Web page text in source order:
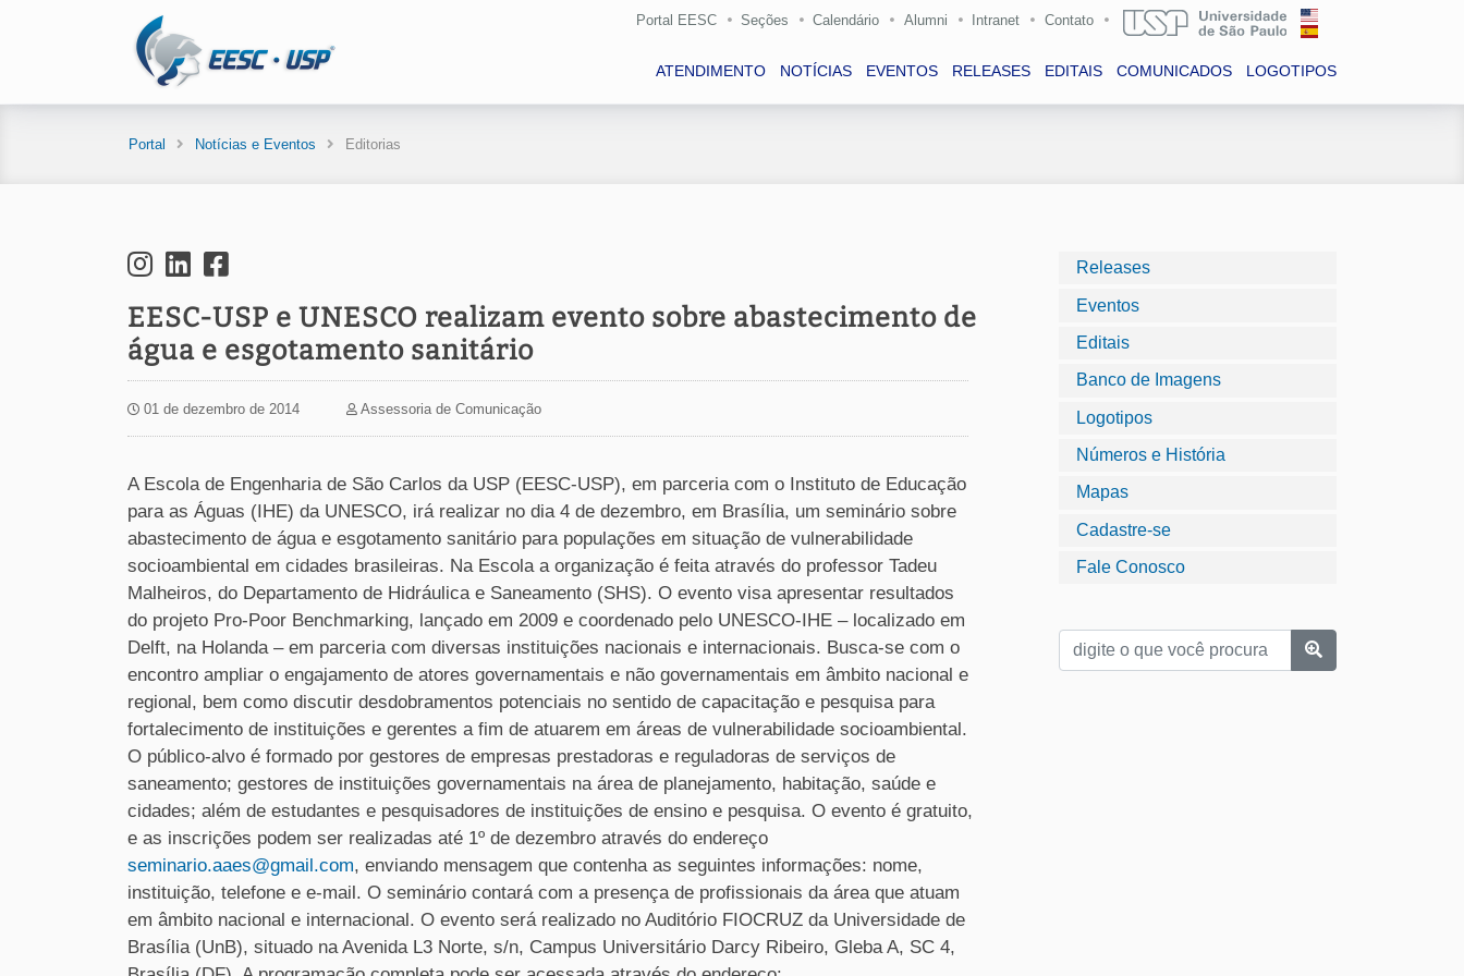
Portal EESC Seções Calendário Alumni Intranet Contato
ATENDIMENTO NOTÍCIAS EVENTOS RELEASES EDITAIS COMUNICADOS LOGOTIPOS
Portal Notícias e Eventos Editorias
EESC-USP e UNESCO realizam evento sobre abastecimento de
água e esgotamento sanitário
01 de dezembro de 2014 Assessoria de Comunicação
A Escola de Engenharia de São Carlos da USP (EESC-USP), em parceria com o Instituto de Educação
para as Águas (IHE) da UNESCO, irá realizar no dia 4 de dezembro, em Brasília, um seminário sobre
abastecimento de água e esgotamento sanitário para populações em situação de vulnerabilidade
socioambiental em cidades brasileiras. Na Escola a organização é feita através do professor Tadeu
Malheiros, do Departamento de Hidráulica e Saneamento (SHS). O evento visa apresentar resultados
do projeto Pro-Poor Benchmarking, lançado em 2009 e coordenado pelo UNESCO-IHE – localizado em
Delft, na Holanda – em parceria com diversas instituições nacionais e internacionais. Busca-se com o
encontro ampliar o engajamento de atores governamentais e não governamentais em âmbito nacional e
regional, bem como discutir desdobramentos potenciais no sentido de capacitação e pesquisa para
fortalecimento de instituições e gerentes a fim de atuarem em áreas de vulnerabilidade socioambiental.
O público-alvo é formado por gestores de empresas prestadoras e reguladoras de serviços de
saneamento; gestores de instituições governamentais na área de planejamento, habitação, saúde e
cidades; além de estudantes e pesquisadores de instituições de ensino e pesquisa. O evento é gratuito,
e as inscrições podem ser realizadas até 1º de dezembro através do endereço
seminario.aaes@gmail.com, enviando mensagem que contenha as seguintes informações: nome,
instituição, telefone e e-mail. O seminário contará com a presença de profissionais da área que atuam
em âmbito nacional e internacional. O evento será realizado no Auditório FIOCRUZ da Universidade de
Brasília (UnB), situado na Avenida L3 Norte, s/n, Campus Universitário Darcy Ribeiro, Gleba A, SC 4,
Releases
Eventos
Editais
Banco de Imagens
Logotipos
Números e História
Mapas
Cadastre-se
Fale Conosco